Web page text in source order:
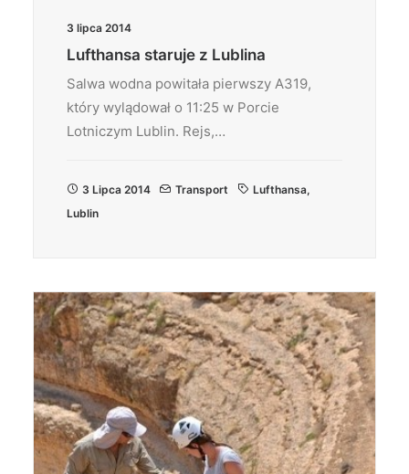
3 lipca 2014
Lufthansa staruje z Lublina
Salwa wodna powitała pierwszy A319,
który wylądował o 11:25 w Porcie
Lotniczym Lublin. Rejs,…
3 Lipca 2014 Transport Lufthansa,
Lublin